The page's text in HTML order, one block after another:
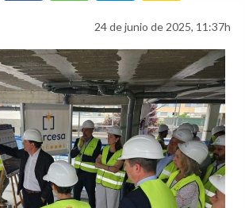
24 de junio de 2025, 11:37h